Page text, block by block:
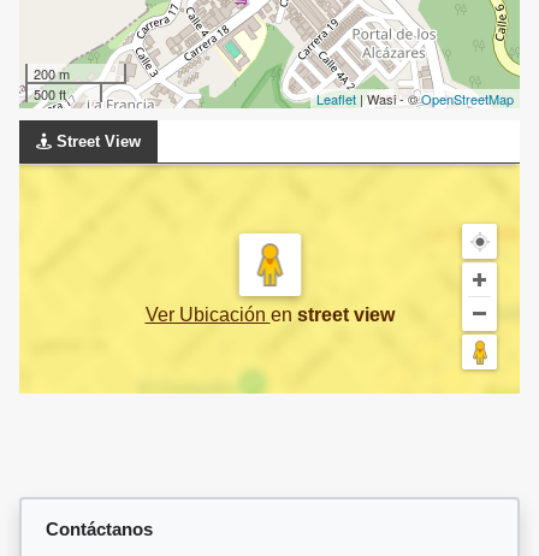
200 m
500 ft
Leaflet | Wasi - ©OpenStreetMap
Street View
Ver Ubicación en street view
Contáctanos